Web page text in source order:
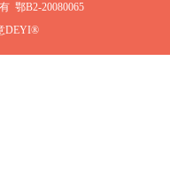
鄂B2-20080065
DEYI®